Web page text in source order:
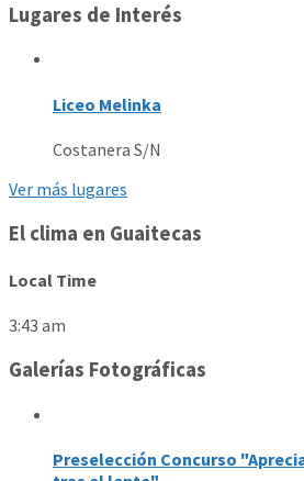
Lugares de Interés
Liceo Melinka
Costanera S/N
Ver más lugares
El clima en Guaitecas
Local Time
3:43 am
Galerías Fotográficas
Preselección Concurso